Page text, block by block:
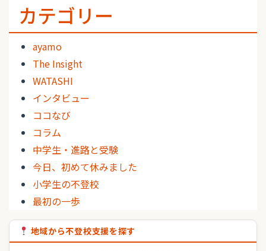
カテゴリー
ayamo
The Insight
WATASHI
インタビュー
ココなび
コラム
中学生・進路と受験
今日、初めて休みました
小学生の不登校
最初の一歩
地域から不登校支援を探す